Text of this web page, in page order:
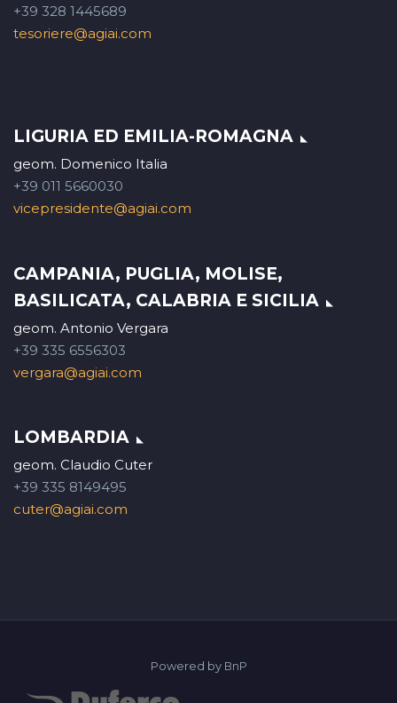
+39 328 1445689
tesoriere@agiai.com
LIGURIA ED EMILIA-ROMAGNA
geom. Domenico Italia
+39 011 5660030
vicepresidente@agiai.com
CAMPANIA, PUGLIA, MOLISE,
BASILICATA, CALABRIA E SICILIA
geom. Antonio Vergara
+39 335 6556303
vergara@agiai.com
LOMBARDIA
geom. Claudio Cuter
+39 335 8149495
cuter@agiai.com
Powered by BnP